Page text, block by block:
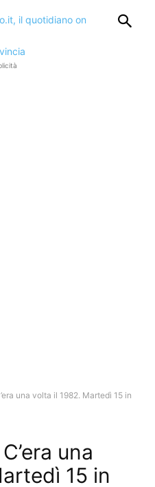
una volta il 1982. Martedì 15 in
una
15 in